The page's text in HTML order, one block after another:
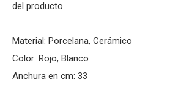
del producto.
Material: Porcelana, Cerámico
Color: Rojo, Blanco
Anchura en cm: 33